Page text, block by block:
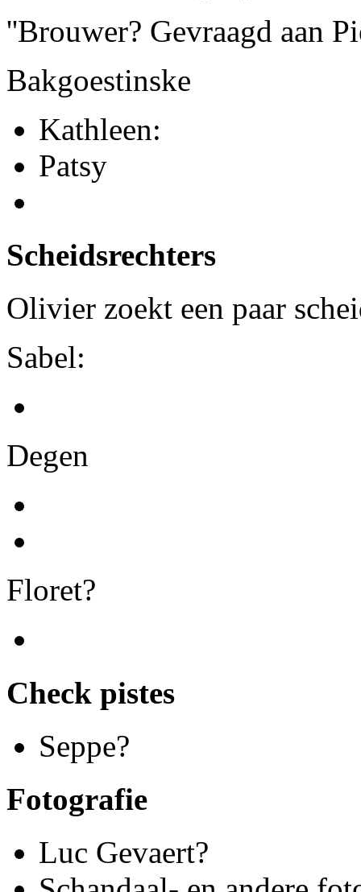
''Brouwer? Gevraagd aan
Bakgoestinske
Kathleen:
Patsy
Scheidsrechters
Olivier zoekt een paar
Sabel:
Degen
Floret?
Check pistes
Seppe?
Fotografie
Luc Gevaert?